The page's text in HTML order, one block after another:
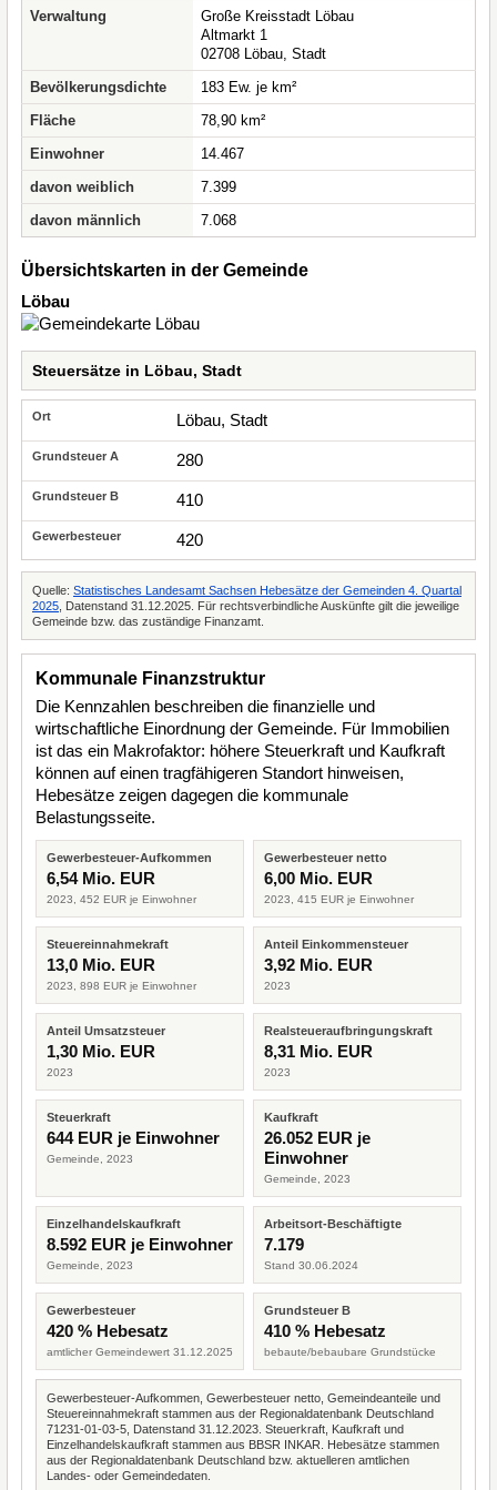
Verwaltung
Große Kreisstadt Löbau
Altmarkt 1
02708 Löbau, Stadt
Bevölkerungsdichte
183 Ew. je km²
Fläche
78,90 km²
Einwohner
14.467
davon weiblich
7.399
davon männlich
7.068
Übersichtskarten in der Gemeinde
Löbau
Steuersätze in Löbau, Stadt
Löbau, Stadt
280
410
420
Quelle: Statistisches Landesamt Sachsen Hebesätze der Gemeinden 4. Quartal
2025 , Datenstand 31.12.2025. Für rechtsverbindliche Auskünfte gilt die jeweilige
Gemeinde bzw. das zuständige Finanzamt.
Kommunale Finanzstruktur
Die Kennzahlen beschreiben die finanzielle und
wirtschaftliche Einordnung der Gemeinde. Für Immobilien
ist das ein Makrofaktor: höhere Steuerkraft und Kaufkraft
können auf einen tragfähigeren Standort hinweisen,
Hebesätze zeigen dagegen die kommunale
Belastungsseite.
Gewerbesteuer-Aufkommen
6,54 Mio. EUR
2023, 452 EUR je Einwohner
Gewerbesteuer netto
6,00 Mio. EUR
2023, 415 EUR je Einwohner
Steuereinnahmekraft
13,0 Mio. EUR
2023, 898 EUR je Einwohner
Anteil Einkommensteuer
3,92 Mio. EUR
2023
Anteil Umsatzsteuer
1,30 Mio. EUR
2023
Realsteueraufbringungskraft
8,31 Mio. EUR
2023
Steuerkraft
644 EUR je Einwohner
Gemeinde, 2023
Kaufkraft
26.052 EUR je
Einwohner
Gemeinde, 2023
Einzelhandelskaufkraft
8.592 EUR je Einwohner
Gemeinde, 2023
Arbeitsort-Beschäftigte
7.179
Stand 30.06.2024
Gewerbesteuer
420 % Hebesatz
amtlicher Gemeindewert 31.12.2025
Grundsteuer B
410 % Hebesatz
bebaute/bebaubare Grundstücke
Gewerbesteuer-Aufkommen, Gewerbesteuer netto, Gemeindeanteile und
Steuereinnahmekraft stammen aus der Regionaldatenbank Deutschland
71231-01-03-5, Datenstand 31.12.2023. Steuerkraft, Kaufkraft und
Einzelhandelskaufkraft stammen aus BBSR INKAR. Hebesätze stammen
aus der Regionaldatenbank Deutschland bzw. aktuelleren amtlichen
Landes- oder Gemeindedaten.